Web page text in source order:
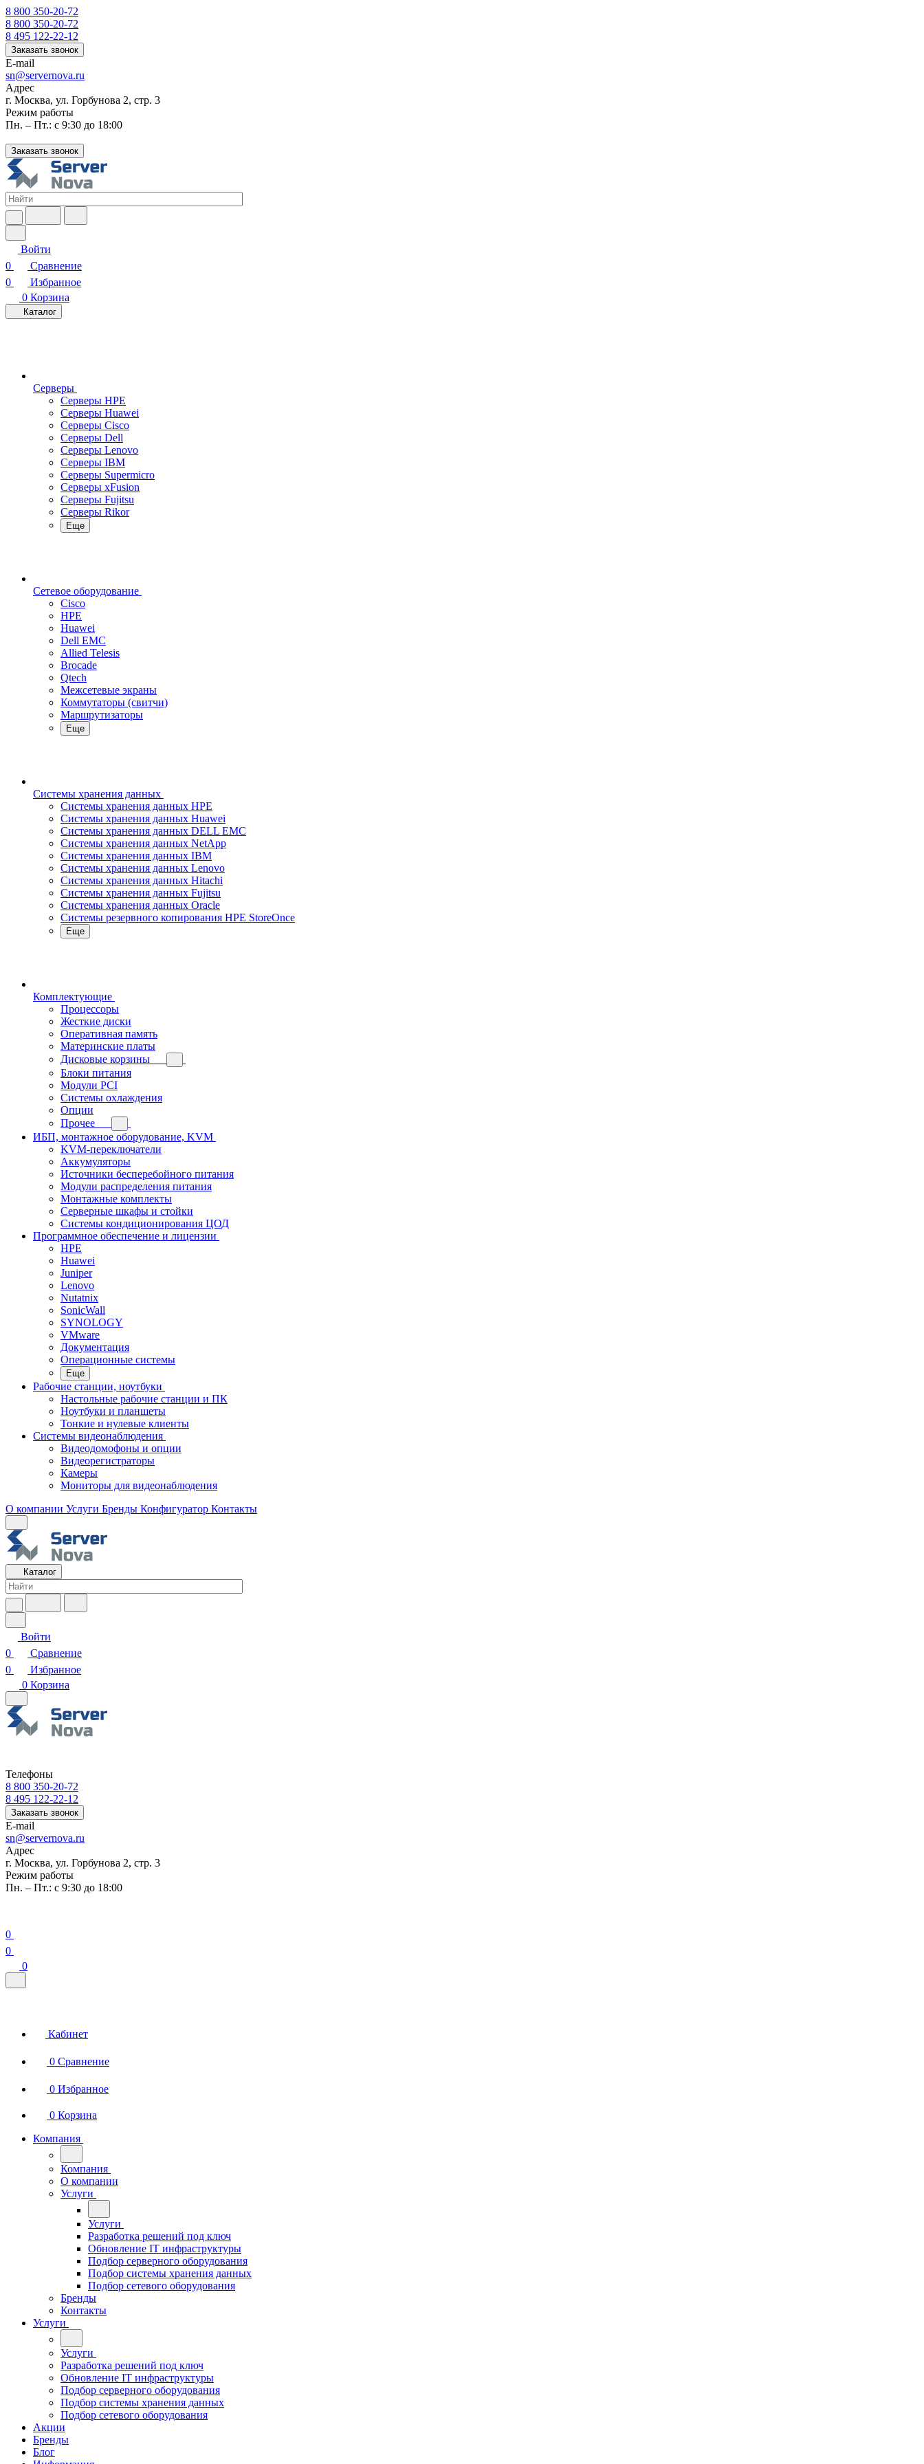
8 800 350-20-72
8 800 350-20-72
8 495 122-22-12
Заказать звонок
E-mail
sn@servernova.ru
Адрес
г. Москва, ул. Горбунова 2, стр. 3
Режим работы
Пн. – Пт.: с 9:30 до 18:00
Заказать звонок
Войти
0
Сравнение
0
Избранное
0 Корзина
Каталог
Серверы
Серверы HPE
Серверы Huawei
Серверы Cisco
Серверы Dell
Серверы Lenovo
Серверы IBM
Серверы Supermicro
Серверы xFusion
Серверы Fujitsu
Серверы Rikor
Еще
Сетевое оборудование
Cisco
HPE
Huawei
Dell EMC
Allied Telesis
Brocade
Qtech
Межсетевые экраны
Коммутаторы (свитчи)
Маршрутизаторы
Еще
Системы хранения данных
Системы хранения данных HPE
Системы хранения данных Huawei
Системы хранения данных DELL EMC
Cистемы хранения данных NetApp
Системы хранения данных IBM
Системы хранения данных Lenovo
Системы хранения данных Hitachi
Системы хранения данных Fujitsu
Системы хранения данных Oracle
Системы резервного копирования HPE StoreOnce
Еще
Комплектующие
Процессоры
Жесткие диски
Оперативная память
Материнские платы
Дисковые корзины
Блоки питания
Модули PCI
Системы охлаждения
Опции
Прочее
ИБП, монтажное оборудование, KVM
KVM-переключатели
Аккумуляторы
Источники бесперебойного питания
Модули распределения питания
Монтажные комплекты
Серверные шкафы и стойки
Системы кондиционирования ЦОД
Программное обеспечение и лицензии
HPE
Huawei
Juniper
Lenovo
Nutatnix
SonicWall
SYNOLOGY
VMware
Документация
Операционные системы
Еще
Рабочие станции, ноутбуки
Настольные рабочие станции и ПК
Ноутбуки и планшеты
Тонкие и нулевые клиенты
Системы видеонаблюдения
Видеодомофоны и опции
Видеорегистраторы
Камеры
Мониторы для видеонаблюдения
О компании Услуги Бренды Конфигуратор Контакты
Каталог
Войти
0
Сравнение
0
Избранное
0 Корзина
Телефоны
8 800 350-20-72
8 495 122-22-12
Заказать звонок
E-mail
sn@servernova.ru
Адрес
г. Москва, ул. Горбунова 2, стр. 3
Режим работы
Пн. – Пт.: с 9:30 до 18:00
0
0
0
Кабинет
0 Сравнение
0 Избранное
0 Корзина
Компания
Компания
О компании
Услуги
Услуги
Разработка решений под ключ
Обновление IT инфраструктуры
Подбор серверного оборудования
Подбор системы хранения данных
Подбор сетевого оборудования
Бренды
Контакты
Услуги
Услуги
Разработка решений под ключ
Обновление IT инфраструктуры
Подбор серверного оборудования
Подбор системы хранения данных
Подбор сетевого оборудования
Акции
Бренды
Блог